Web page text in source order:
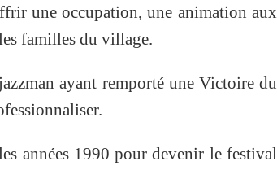
une occupation, une animation aux
familles du village.
ayant remporté une Victoire du
années 1990 pour devenir le festival